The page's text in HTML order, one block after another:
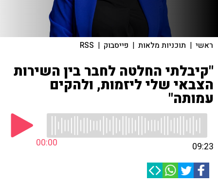
ראשי | תוכניות מלאות | פייסבוק |
RSS
"קיבלתי החלטה לחבר בין השירות
הצבאי שלי ליזמות, ולהקים
עמותה"
00:00 09:23